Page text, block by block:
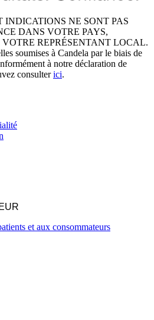
INDICATIONS NE SONT PAS
DANS VOTRE PAYS,
REPRÉSENTANT LOCAL.
soumises à Candela par le biais de
à notre déclaration de
consulterici.
et aux consommateurs